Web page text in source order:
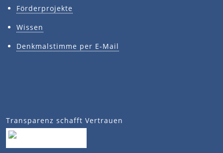
Förderprojekte
Wissen
Denkmalstimme per E-Mail
Transparenz schafft Vertrauen